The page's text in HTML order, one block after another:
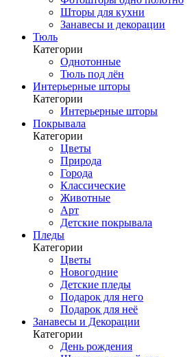
Шторы для кухни
Занавесы и декорации
Тюль
Категории
Однотонные
Тюль под лён
Интерьерные шторы
Категории
Интерьерные шторы
Покрывала
Категории
Цветы
Природа
Города
Классические
Животные
Арт
Детские покрывала
Пледы
Категории
Цветы
Новогодние
Детские пледы
Подарок для него
Подарок для неё
Занавесы и Декорации
Категории
День рождения